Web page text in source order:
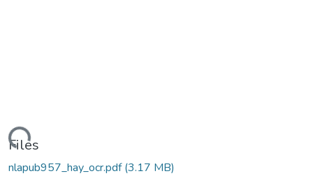
Files
nlapub957_hay_ocr.pdf(3.17 MB)